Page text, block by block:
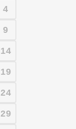
4
9
14
19
24
29